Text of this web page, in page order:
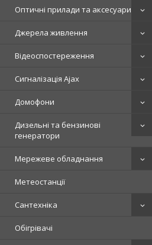
Оптичні прилади та аксесуари
Джерела живлення
Відеоспостереження
Сигналізація Ajax
Домофони
Дизельні та бензинові
генератори
Мережеве обладнання
Метеостанції
Сантехніка
Обігрівачі